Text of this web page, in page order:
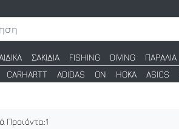
ΣΑΚΙΔΙΑ FISHING DIVING ΠΑΡΑΛΙΑ
CARHARTT ADIDAS ON HOKA ASICS
Προιόντα:1